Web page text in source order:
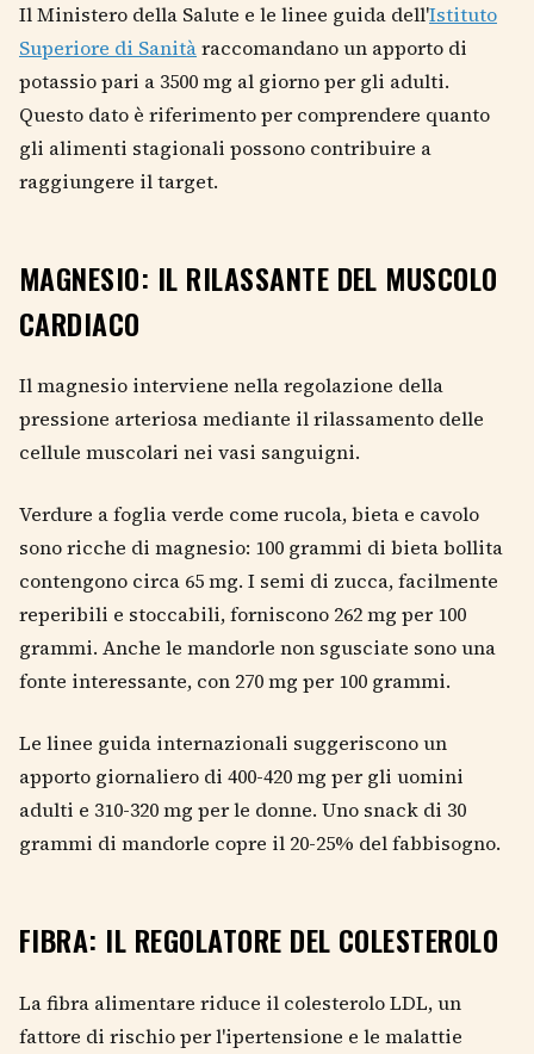
Il Ministero della Salute e le linee guida dell'Istituto
Superiore di Sanitàraccomandano un apporto di
potassio pari a 3500 mg al giorno per gli adulti.
Questo dato è riferimento per comprendere quanto
gli alimenti stagionali possono contribuire a
raggiungere il target.
MAGNESIO: IL RILASSANTE DEL MUSCOLO
CARDIACO
Il magnesio interviene nella regolazione della
pressione arteriosa mediante il rilassamento delle
cellule muscolari nei vasi sanguigni.
Verdure a foglia verde come rucola, bieta e cavolo
sono ricche di magnesio: 100 grammi di bieta bollita
contengono circa 65 mg. I semi di zucca, facilmente
reperibili e stoccabili, forniscono 262 mg per 100
grammi. Anche le mandorle non sgusciate sono una
fonte interessante, con 270 mg per 100 grammi.
Le linee guida internazionali suggeriscono un
apporto giornaliero di 400-420 mg per gli uomini
adulti e 310-320 mg per le donne. Uno snack di 30
grammi di mandorle copre il 20-25% del fabbisogno.
FIBRA: IL REGOLATORE DEL COLESTEROLO
La fibra alimentare riduce il colesterolo LDL, un
fattore di rischio per l'ipertensione e le malattie